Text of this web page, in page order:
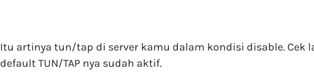
Itu artinya tun/tap di server kamu dalam kondisi disable. Cek
default TUN/TAP nya sudah aktif.